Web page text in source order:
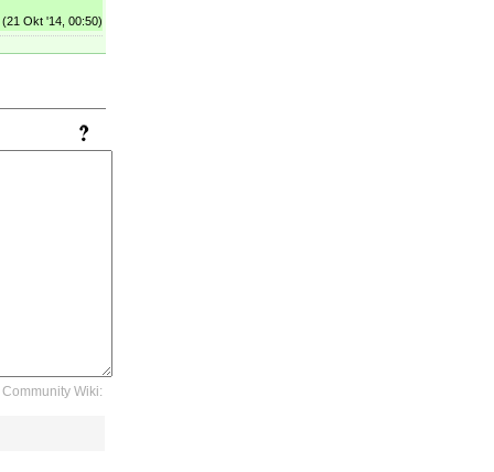
(21 Okt '14, 00:50)
Community Wiki: